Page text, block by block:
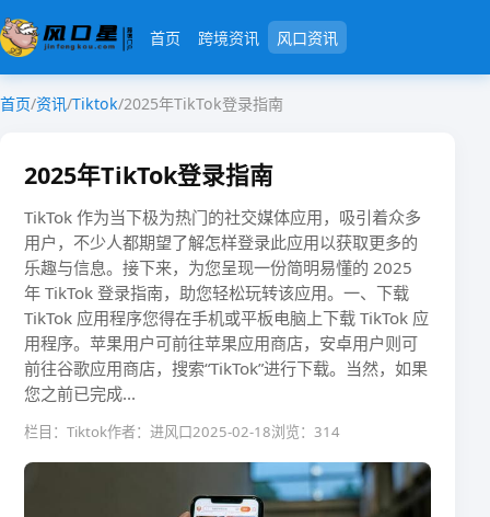
首页 跨境资讯 风口资讯
首页/资讯/Tiktok/2025年TikTok登录指南
2025年TikTok登录指南
TikTok 作为当下极为热门的社交媒体应用，吸引着众多
用户，不少人都期望了解怎样登录此应用以获取更多的
乐趣与信息。接下来，为您呈现一份简明易懂的 2025
年 TikTok 登录指南，助您轻松玩转该应用。一、下载
TikTok 应用程序您得在手机或平板电脑上下载 TikTok 应
用程序。苹果用户可前往苹果应用商店，安卓用户则可
前往谷歌应用商店，搜索“TikTok”进行下载。当然，如果
您之前已完成...
栏目：Tiktok作者：进风口2025-02-18浏览：314